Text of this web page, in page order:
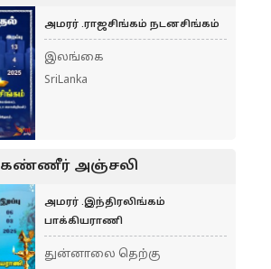
அமரர் .ராஜசிங்கம் நடனசிங்கம்
இலங்கை
SriLanka
கண்ணீர் அஞ்சலி
அமரர் .இந்திரலிங்கம்
பாக்கியராணி
துன்னாலை தெற்கு